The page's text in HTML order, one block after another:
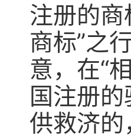
注册的
商标”之
意，在“
国注册
供救济